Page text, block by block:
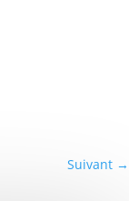
Suivant →